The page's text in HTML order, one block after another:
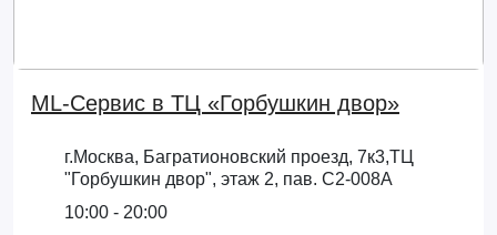
ML-Сервис в ТЦ «Горбушкин двор»
г.Москва, Багратионовский проезд, 7к3,ТЦ
"Горбушкин двор", этаж 2, пав. С2-008А
10:00 - 20:00